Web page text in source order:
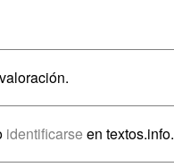
identificarse en textos.info.